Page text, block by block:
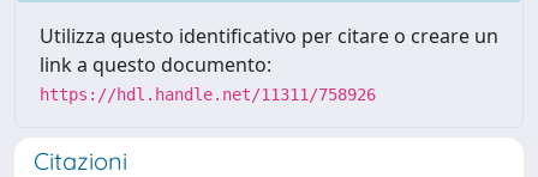
Utilizza questo identificativo per citare o creare un
link a questo documento:
https://hdl.handle.net/11311/758926
Citazioni